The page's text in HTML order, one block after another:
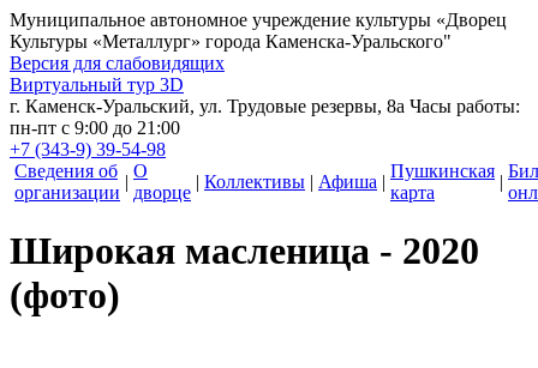
Муниципальное автономное учреждение культуры «Дворец
Культуры «Металлург» города Каменска-Уральского"
Версия для слабовидящих
Виртуальный тур 3D
г. Каменск-Уральский, ул. Трудовые резервы, 8а Часы работы:
пн-пт с 9:00 до 21:00
+7 (343-9) 39-54-98
Сведения об
организации
|
О
дворце
| Коллективы | Афиша |
Пушкинская
карта
|
Широкая масленица - 2020
(фото)